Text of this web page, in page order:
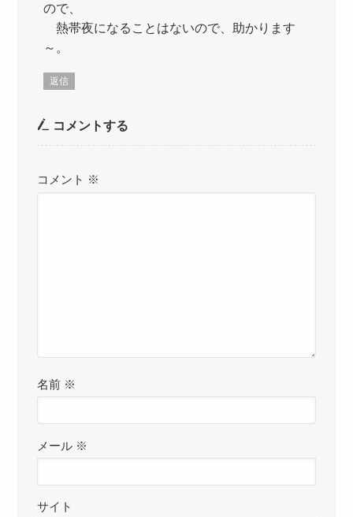
ので、
熱帯夜になることはないので、助かります
～。
返信
コメントする
コメント ※
名前 ※
メール ※
サイト